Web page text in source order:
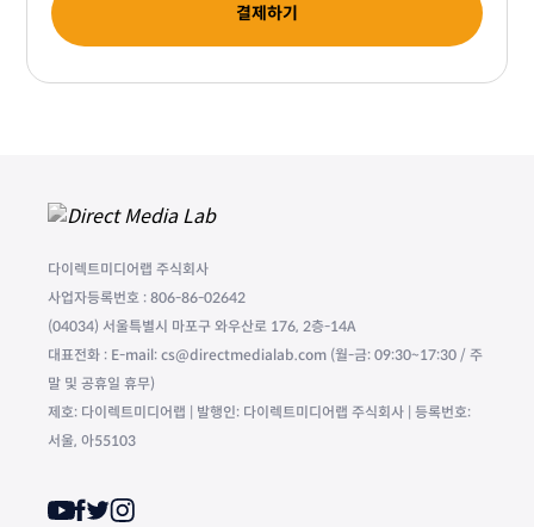
결제하기
다이렉트미디어랩 주식회사
사업자등록번호 : 806-86-02642
(04034) 서울특별시 마포구 와우산로 176, 2층-14A
대표전화 : E-mail: cs@directmedialab.com (월-금: 09:30~17:30 / 주
말 및 공휴일 휴무)
제호: 다이렉트미디어랩 | 발행인: 다이렉트미디어랩 주식회사 | 등록번호:
서울, 아55103